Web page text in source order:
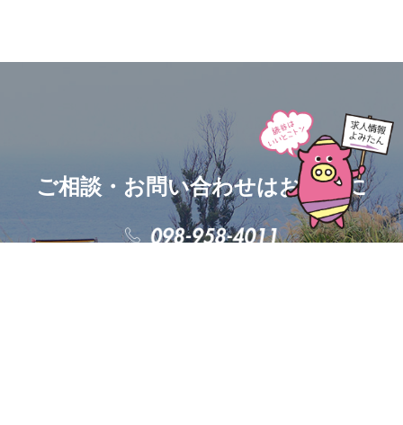
ご相談・お問い合わせはお気軽に